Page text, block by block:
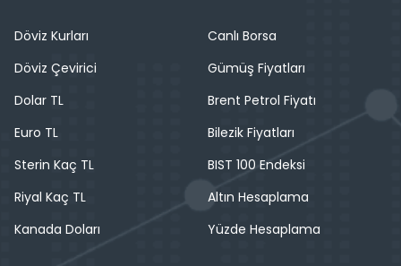
Döviz Kurları
Döviz Çevirici
Dolar TL
Euro TL
Sterin Kaç TL
Riyal Kaç TL
Kanada Doları
Canlı Borsa
Gümüş Fiyatları
Brent Petrol Fiyatı
Bilezik Fiyatları
BIST 100 Endeksi
Altın Hesaplama
Yüzde Hesaplama